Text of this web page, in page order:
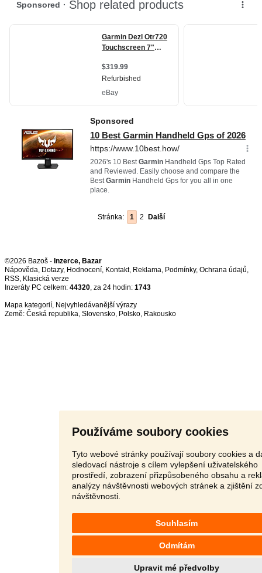
Používáme soubory cookies
Tyto webové stránky používají soubory cookies a
sledovací nástroje s cílem vylepšení uživatelského
prostředí, zobrazení přizpůsobeného obsahu a
analýzy návštěvnosti webových stránek a zjištění
návštěvnosti.
Souhlasím
Odmítám
Upravit mé předvolby
Stránka: 1 2 Další
©2026 Bazoš - Inzerce, Bazar
Nápověda, Dotazy, Hodnocení, Kontakt, Reklama, Podmínky, Ochrana údajů,
RSS,
Inzeráty PC celkem: 44320, za 24 hodin: 1743
Mapa kategorií, Nejvyhledávanější výrazy
Země: Česká republika, Slovensko, Polsko, Rakousko